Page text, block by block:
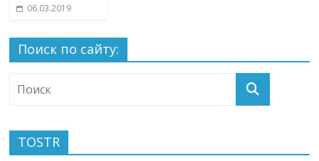
06.03.2019
Поиск по сайту:
TOSTR